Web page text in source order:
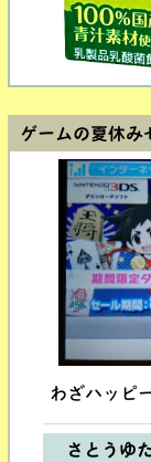
ゲームの夏休
わざハッピ
さとうゆ